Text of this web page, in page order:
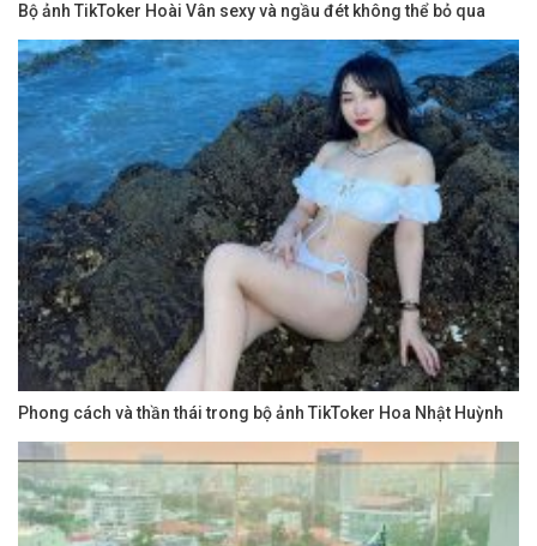
Bộ ảnh TikToker Hoài Vân sexy và ngầu đét không thể bỏ qua
Phong cách và thần thái trong bộ ảnh TikToker Hoa Nhật Huỳnh